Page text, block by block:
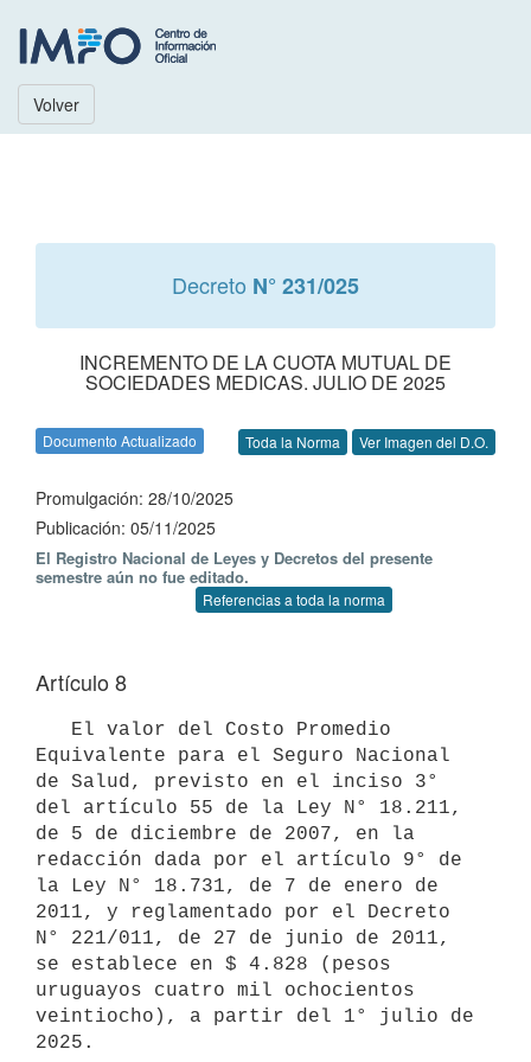
Volver
Decreto N° 231/025
INCREMENTO DE LA CUOTA MUTUAL DE
SOCIEDADES MEDICAS. JULIO DE 2025
Documento Actualizado Toda la Norma Ver Imagen del D.O.
Promulgación: 28/10/2025
Publicación: 05/11/2025
El Registro Nacional de Leyes y Decretos del presente
semestre aún no fue editado.
Referencias a toda la norma
Artículo 8
Equivalente para el Seguro Nacional
de Salud, previsto en el inciso 3°
del artículo 55 de la Ley N° 18.211,
de 5 de diciembre de 2007, en la
redacción dada por el artículo 9° de
la Ley N° 18.731, de 7 de enero de
2011, y reglamentado por el Decreto
N° 221/011, de 27 de junio de 2011,
se establece en $ 4.828 (pesos
uruguayos cuatro mil ochocientos
veintiocho), a partir del 1° julio de